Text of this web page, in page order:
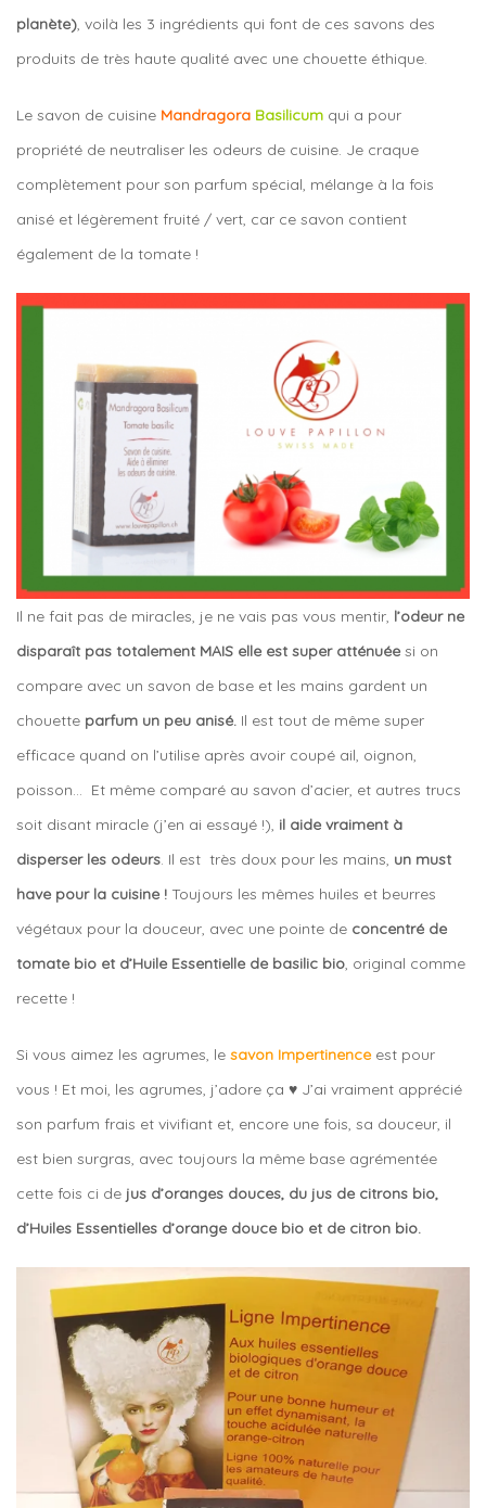
planète) , voilà les 3 ingrédients qui font de ces savons des
produits de très haute qualité avec une chouette éthique.
Le savon de cuisine Mandragora Basilicum qui a pour
propriété de neutraliser les odeurs de cuisine. Je craque
complètement pour son parfum spécial, mélange à la fois
anisé et légèrement fruité / vert, car ce savon contient
également de la tomate !
Il ne fait pas de miracles, je ne vais pas vous mentir, l’odeur ne
disparaît pas totalement MAIS elle est super atténuée si on
compare avec un savon de base et les mains gardent un
chouette parfum un peu anisé. Il est tout de même super
efficace quand on l’utilise après avoir coupé ail, oignon,
poisson… Et même comparé au savon d’acier, et autres trucs
soit disant miracle (j’en ai essayé !), il aide vraiment à
disperser les odeurs. Il est très doux pour les mains, un must
have pour la cuisine ! Toujours les mêmes huiles et beurres
végétaux pour la douceur, avec une pointe de concentré de
tomate bio et d’Huile Essentielle de basilic bio, original comme
recette !
Si vous aimez les agrumes, le savon Impertinenceest pour
vous ! Et moi, les agrumes, j’adore ça ♥ J’ai vraiment apprécié
son parfum frais et vivifiant et, encore une fois, sa douceur, il
est bien surgras, avec toujours la même base agrémentée
cette fois ci de jus d’oranges douces, du jus de citrons bio,
d’Huiles Essentielles d’orange douce bio et de citron bio.